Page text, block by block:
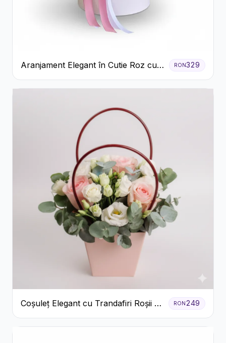
Aranjament Elegant în Cutie Roz cu
Trandafiri și Gerbera
RON329
Coșuleț Elegant cu Trandafiri Roșii și
Lisianthus Alb
RON249